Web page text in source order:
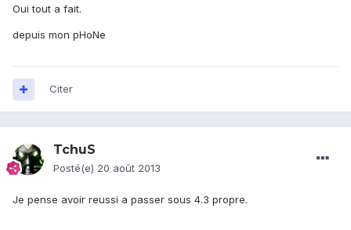
Oui tout a fait.
depuis mon pHoNe
Citer
TchuS
Posté(e) 20 août 2013
Je pense avoir reussi a passer sous 4.3 propre.